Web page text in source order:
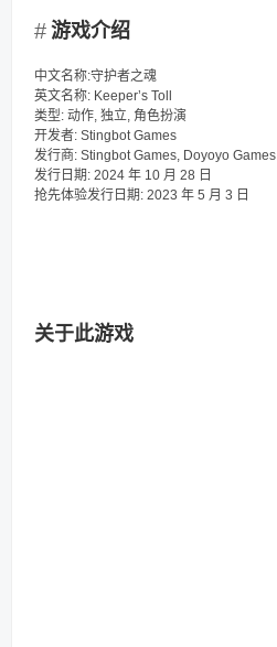
游戏介绍
中文名称:守护者之魂
英文名称: Keeper’s Toll
类型: 动作, 独立, 角色扮演
开发者: Stingbot Games
发行商: Stingbot Games, Doyoyo Games
发行日期: 2024 年 10 月 28 日
抢先体验发行日期: 2023 年 5 月 3 日
关于此游戏